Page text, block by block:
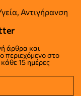
Αντιγήρανση
άρθρα και
περιεχόμενο στο
15 ημέρες